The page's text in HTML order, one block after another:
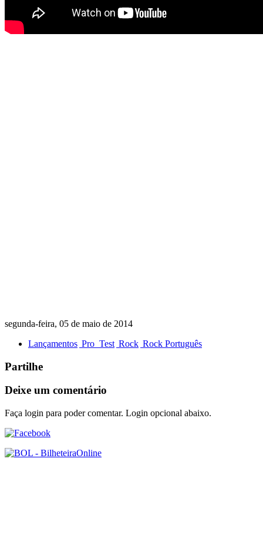
segunda-feira, 05 de maio de 2014
Lançamentos Pro_Test Rock Rock Português
Partilhe
Deixe um comentário
Faça login para poder comentar. Login opcional abaixo.